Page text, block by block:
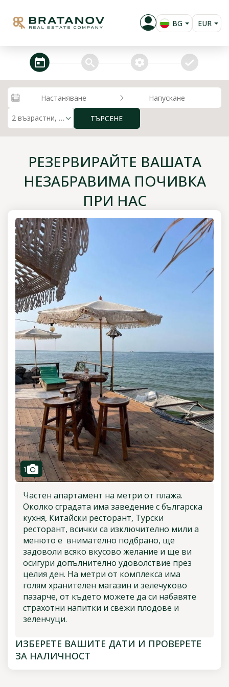
BG
RU
EUR
RON
KZT
steps_calendar search extra_services confirm
Настаняване Напускане
2 възрастни, 0 деца ТЪРСЕНЕ
РЕЗЕРВИРАЙТЕ ВАШАТА
НЕЗАБРАВИМА ПОЧИВКА
ПРИ НАС
1camera
Частен апартамент на метри от плажа.
Околко сградата има заведение с българска
кухня, Китайски ресторант, Турски
ресторант, всички са изключително мили а
менюто е внимателно подбрано, ще
задоволи всяко вкусово желание и ще ви
осигури допълнително удоволствие през
целия ден. На метри от комплекса има
голям хранителен магазин и зелечуково
пазарче, от където можете да си набавяте
страхотни напитки и свежи плодове и
зеленчуци.
ИЗБЕРЕТЕ ВАШИТЕ ДАТИ И ПРОВЕРЕТЕ
ЗА НАЛИЧНОСТ